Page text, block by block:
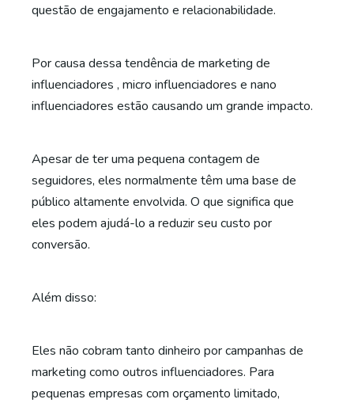
questão de engajamento e relacionabilidade.
Por causa dessa tendência de marketing de
influenciadores , micro influenciadores e nano
influenciadores estão causando um grande impacto.
Apesar de ter uma pequena contagem de
seguidores, eles normalmente têm uma base de
público altamente envolvida. O que significa que
eles podem ajudá-lo a reduzir seu custo por
conversão.
Além disso:
Eles não cobram tanto dinheiro porcampanhas de
marketing como outros influenciadores. Para
pequenas empresas com orçamento limitado,